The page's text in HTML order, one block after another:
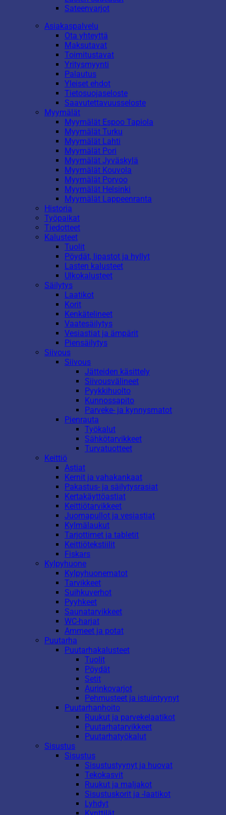
Sateenvarjot
Asiakaspalvelu
Ota yhteyttä
Maksutavat
Toimitustavat
Yritysmyynti
Palautus
Yleiset ehdot
Tietosuojaseloste
Saavutettavuusseloste
Myymälät
Myymälät Espoo Tapiola
Myymälät Turku
Myymälät Lahti
Myymälät Pori
Myymälät Jyväskylä
Myymälät Kouvola
Myymälät Porvoo
Myymälät Helsinki
Myymälät Lappeenranta
Historia
Työpaikat
Tiedotteet
Kalusteet
Tuolit
Pöydät, lipastot ja hyllyt
Lasten kalusteet
Ulkokalusteet
Säilytys
Laatikot
Korit
Kenkätelineet
Vaatesäilytys
Vesiastiat ja ämpärit
Piensäilytys
Siivous
Siivous
Jätteiden käsittely
Siivousvälineet
Pyykkihuolto
Kunnossapito
Parveke- ja kynnysmatot
Pienrauta
Työkalut
Sähkötarvikkeet
Turvatuotteet
Keittiö
Astiat
Kernit ja vahakankaat
Pakastus- ja säilytysrasiat
Kertakäyttöastiat
Keittiötarvikkeet
Juomapullot ja vesiastiat
Kylmälaukut
Tarjottimet ja tabletit
Keittiötekstiilit
Fiskars
Kylpyhuone
Kylpyhuonematot
Tarvikkeet
Suihkuverhot
Pyyhkeet
Saunatarvikkeet
WC-harjat
Ammeet ja potat
Puutarha
Puutarhakalusteet
Tuolit
Pöydät
Setit
Aurinkovarjot
Pehmusteet ja istuintyynyt
Puutarhanhoito
Ruukut ja parvekelaatikot
Puutarhatarvikkeet
Puutarhatyökalut
Sisustus
Sisustus
Sisustustyynyt ja huovat
Tekokasvit
Ruukut ja maljakot
Sisustuskorit ja -laatikot
Lyhdyt